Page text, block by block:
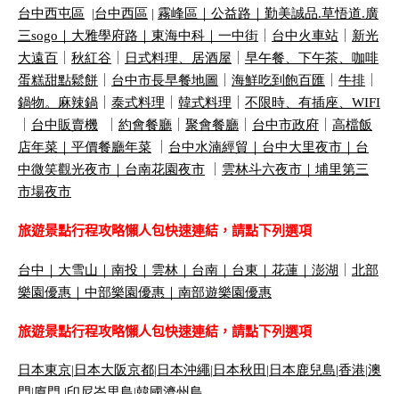
台中西屯區 |台中西區 | 霧峰區｜ 公益路｜ 勤美誠品.草悟道.廣
三sogo 大雅學府路｜ 東海中科｜ 一中街 台中火車站
新光
大遠百
秋紅谷 日式料理、居酒屋
早午餐、下午茶、咖啡
蛋糕甜點鬆餅
台中市長早餐地圖 海鮮吃到飽百匯 牛排
鍋物。麻辣鍋
泰式料理 韓式料理 不限時、有插座、 WIFI
台中販賣機 約會餐廳 聚會餐廳 台中市政府
高檔飯
店年菜｜ 平價餐廳年菜 台中水湳經貿｜ 台中大里夜市｜ 台
中微笑觀光夜市｜ 台南花園夜市 雲林斗六夜市｜ 埔里第三
市場夜市
旅遊景點行程攻略懶人包快速連結，請點下列選項
台中 大雪山 南投 雲林 台南 台東 花蓮 澎湖
北部
樂園優惠
中部樂園優惠 南部遊樂園優惠
旅遊景點行程攻略懶人包快速連結，請點下列選項
日本東京| 日本大阪京都| 日本沖繩| 日本秋田 | 日本鹿兒島|香港|澳